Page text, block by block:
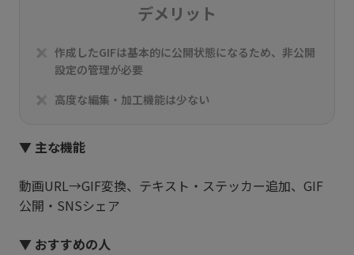
デメリット
作成したGIFは基本的に公開状態になるため、非公開
設定の管理が必要
高度な編集・加工機能は少ない
▼ 主な機能
動画URL→GIF変換、テキスト・ステッカー追加、GIF
公開・SNSシェア
▼ おすすめの人